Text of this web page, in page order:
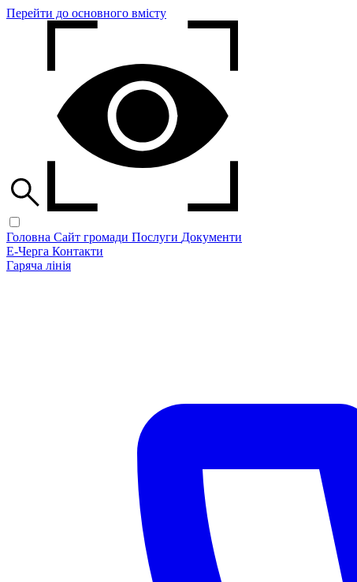
Перейти до основного вмісту
Головна Сайт громади Послуги Документи
Е-Черга Контакти
Гаряча лінія